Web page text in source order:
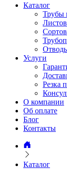
Каталог
Трубы
Услуги
Резка
О компании
Об оплате
Блог
Контакты
Каталог